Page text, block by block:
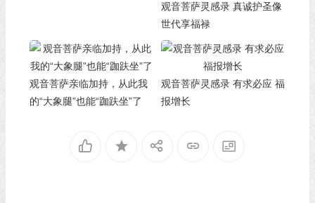
观音菩萨灵感录 真诚护圣像
世代享福禄
观音菩萨亲临加持，从此我
的“大象腿”也能“跏趺坐”了
观音菩萨灵感录 有求必应 福
报增长